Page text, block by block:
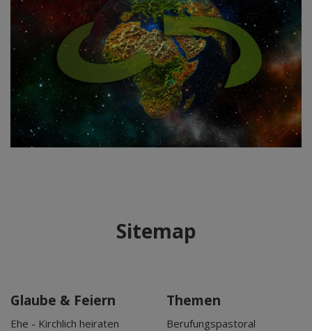
Sitemap
Glaube & Feiern
Ehe - Kirchlich heiraten
Themen
Berufungspastoral